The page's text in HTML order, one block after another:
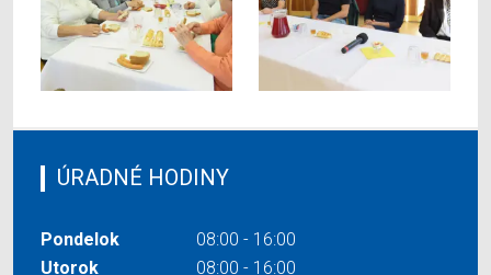
ÚRADNÉ HODINY
Pondelok
08:00 - 16:00
Utorok
08:00 - 16:00